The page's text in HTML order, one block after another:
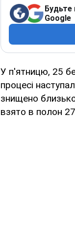
Будьте
Google
У п'ятницю, 25
процесі
знищено
взято в полон